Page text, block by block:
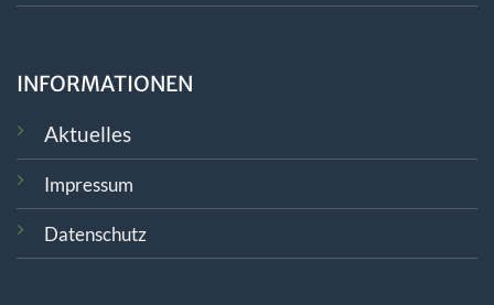
INFORMATIONEN
Aktuelles
Impressum
Datenschutz